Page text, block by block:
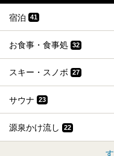
宿泊 41
お食事・食事処 32
スキー・スノボ 27
サウナ 23
源泉かけ流し 22